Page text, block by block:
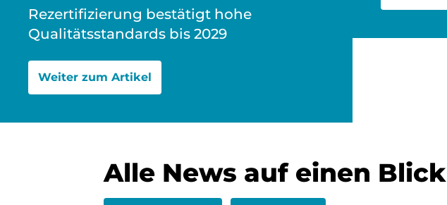
Rezertifizierung bestätigt hohe
Qualitätsstandards bis 2029
Weiter zum Artikel
Alle News auf einen Blick